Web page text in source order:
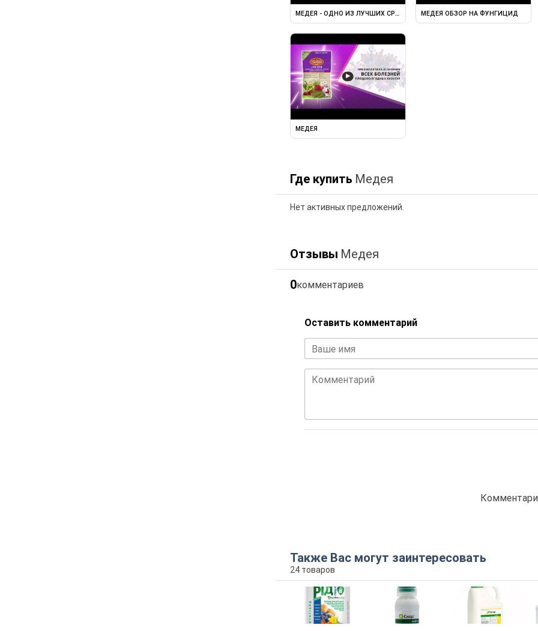
МЕДЕЯ - ОДНО ИЗ ЛУЧШИХ СРЕДСТВ ОТ БОЛЕЗНЕЙ ПЛОДОВЫХ ...
МЕДЕЯ ОБЗОР НА ФУНГИЦИД
▶
МЕДЕЯ
Где купить Медея
Нет активных предложений.
Отзывы Медея
0комментариев
Оставить комментарий
Ваше имя
Комментарий
Также Вас могут заинтересовать
24 товаров